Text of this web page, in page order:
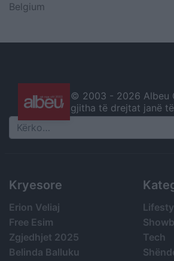
Belgium
© 2003 - 2026 Albeu
gjitha të drejtat janë
Search
Kryesore
Erion Veliaj
Free Esim
Zgjedhjet 2025
Belinda Balluku
Tech